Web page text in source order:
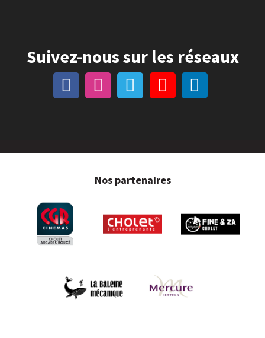
Suivez-nous sur les réseaux
Nos partenaires